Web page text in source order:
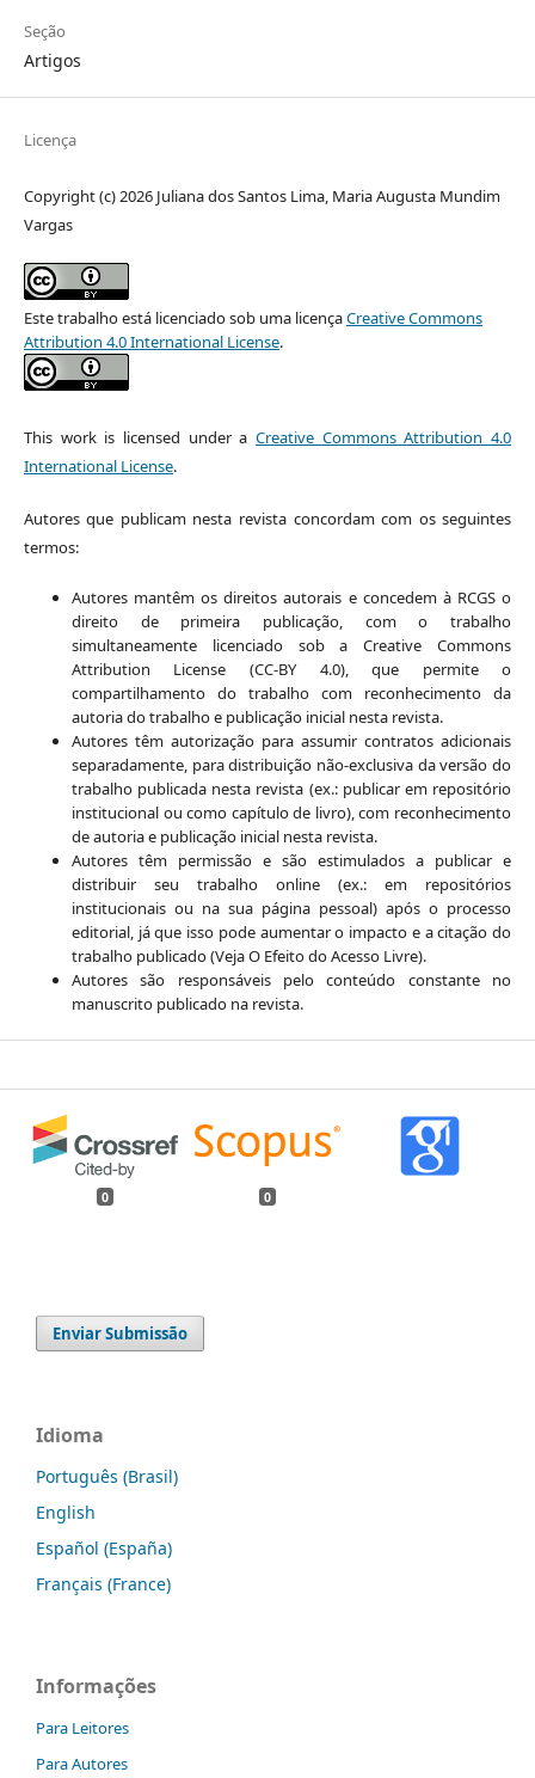
Seção
Artigos
Licença
Copyright (c) 2026 Juliana dos Santos Lima, Maria Augusta Mundim
Vargas
Este trabalho está licenciado sob uma licençaCreative Commons
Attribution 4.0 International License.
This work is licensed under aCreative Commons Attribution 4.0
International License.
Autores que publicam nesta revista concordam com os seguintes
termos:
Autores mantêm os direitos autorais e concedem à RCGS o
direito de primeira publicação, com o trabalho
simultaneamente licenciado sob a Creative Commons
Attribution License (CC-BY 4.0), que permite o
compartilhamento do trabalho com reconhecimento da
autoria do trabalho e publicação inicial nesta revista.
Autores têm autorização para assumir contratos adicionais
separadamente, para distribuição não-exclusiva da versão do
trabalho publicada nesta revista (ex.: publicar em repositório
institucional ou como capítulo de livro), com reconhecimento
de autoria e publicação inicial nesta revista.
Autores têm permissão e são estimulados a publicar e
distribuir seu trabalho online (ex.: em repositórios
institucionais ou na sua página pessoal) após o processo
editorial, já que isso pode aumentar o impacto e a citação do
trabalho publicado (Veja O Efeito do Acesso Livre).
Autores são responsáveis pelo conteúdo constante no
manuscrito publicado na revista.
0 0
Enviar Submissão
Idioma
Português (Brasil)
English
Español (España)
Français (France)
Informações
Para Leitores
Para Autores